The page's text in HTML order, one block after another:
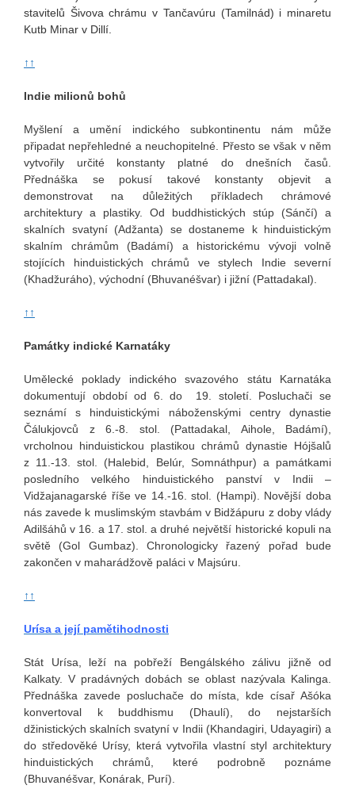
stavitelů Šivova chrámu v Tančavúru (Tamilnád) i minaretu
Kutb Minar v Dillí.
↑↑
Indie milionů bohů
Myšlení a umění indického subkontinentu nám může
připadat nepřehledné a neuchopitelné. Přesto se však v něm
vytvořily určité konstanty platné do dnešních časů.
Přednáška se pokusí takové konstanty objevit a
demonstrovat na důležitých příkladech chrámové
architektury a plastiky. Od buddhistických stúp (Sánčí) a
skalních svatyní (Adžanta) se dostaneme k hinduistickým
skalním chrámům (Badámí) a historickému vývoji volně
stojících hinduistických chrámů ve stylech Indie severní
(Khadžuráho), východní (Bhuvanéšvar) i jižní (Pattadakal).
↑↑
Památky indické Karnatáky
Umělecké poklady indického svazového státu Karnatáka
dokumentují období od 6. do 19. století. Posluchači se
seznámí s hinduistickými náboženskými centry dynastie
Čálukjovců z 6.-8. stol. (Pattadakal, Aihole, Badámí),
vrcholnou hinduistickou plastikou chrámů dynastie Hójšalů
z 11.-13. stol. (Halebid, Belúr, Somnáthpur) a památkami
posledního velkého hinduistického panství v Indii –
Vidžajanagarské říše ve 14.-16. stol. (Hampi). Novější doba
nás zavede k muslimským stavbám v Bidžápuru z doby vlády
Adilšáhů v 16. a 17. stol. a druhé největší historické kopuli na
světě (Gol Gumbaz). Chronologicky řazený pořad bude
zakončen v maharádžově paláci v Majsúru.
↑↑
Urísa a její pamětihodnosti
Stát Urísa, leží na pobřeží Bengálského zálivu jižně od
Kalkaty. V pradávných dobách se oblast nazývala Kalinga.
Přednáška zavede posluchače do místa, kde císař Ašóka
konvertoval k buddhismu (Dhaulí), do nejstarších
džinistických skalních svatyní v Indii (Khandagiri, Udayagiri) a
do středověké Urísy, která vytvořila vlastní styl architektury
hinduistických chrámů, které podrobně poznáme
(Bhuvanéšvar, Konárak, Purí).